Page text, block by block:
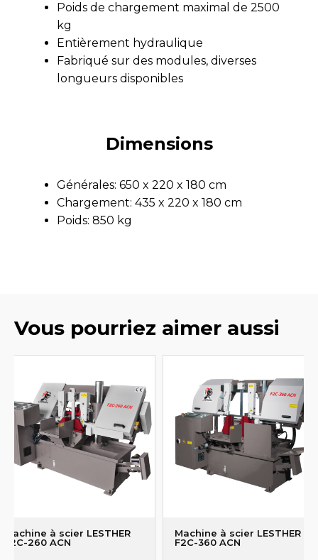
Poids de chargement maximal de 2500
kg
Entièrement hydraulique
Fabriqué sur des modules, diverses
longueurs disponibles
Dimensions
Générales: 650 x 220 x 180 cm
Chargement: 435 x 220 x 180 cm
Poids: 850 kg
Vous pourriez aimer aussi
Machine à scier LESTHER
F2C-260 ACN
Machine à scier LESTHER
F2C-360 ACN